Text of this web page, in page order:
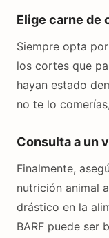
Elige carne de
Siempre opta
los cortes que
hayan estado
no te lo
Consulta a un
Finalmente,
nutrición animal
drástico en la
BARF puede ser